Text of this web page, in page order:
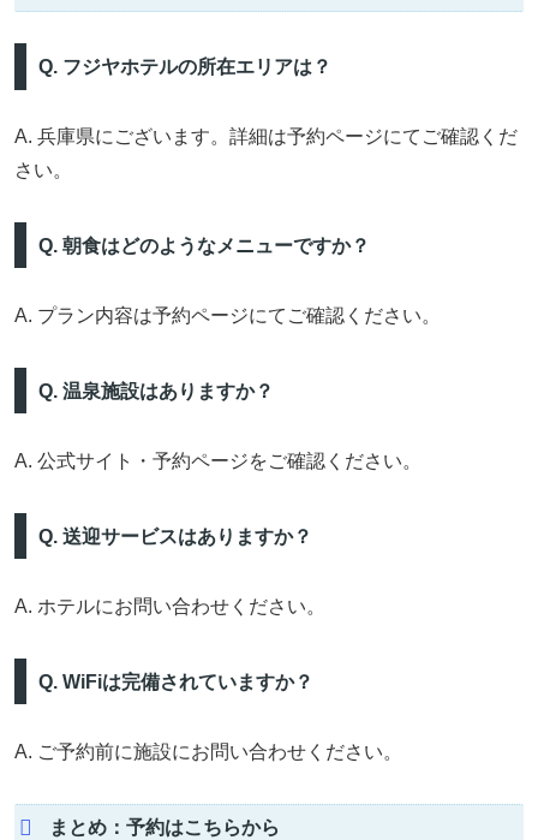
Q. フジヤホテルの所在エリアは？
A. 兵庫県にございます。詳細は予約ページにてご確認くだ
さい。
Q. 朝食はどのようなメニューですか？
A. プラン内容は予約ページにてご確認ください。
Q. 温泉施設はありますか？
A. 公式サイト・予約ページをご確認ください。
Q. 送迎サービスはありますか？
A. ホテルにお問い合わせください。
Q. WiFiは完備されていますか？
A. ご予約前に施設にお問い合わせください。
まとめ：予約はこちらから